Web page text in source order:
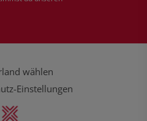
wählen
Einstellungen